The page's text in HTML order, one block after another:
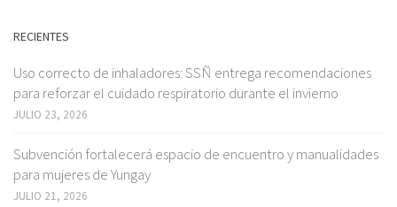
RECIENTES
Uso correcto de inhaladores: SSÑ entrega recomendaciones
para reforzar el cuidado respiratorio durante el invierno
JULIO 23, 2026
Subvención fortalecerá espacio de encuentro y manualidades
para mujeres de Yungay
JULIO 21, 2026